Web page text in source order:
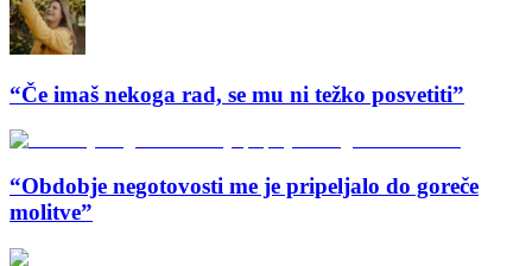
“Če imaš nekoga rad, se mu ni težko posvetiti”
“Obdobje negotovosti me je pripeljalo do goreče
molitve”